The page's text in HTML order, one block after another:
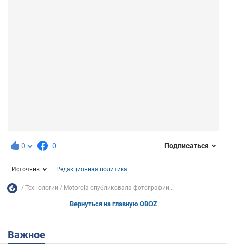
0 0 Подписаться
Источник Редакционная политика
Технологии Motorola опубликовала фотографии...
Вернуться на главную OBOZ
Важное